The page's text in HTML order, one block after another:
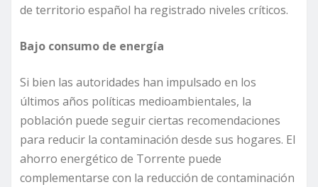
de territorio español ha registrado niveles críticos.
Bajo consumo de energía
Si bien las autoridades han impulsado en los
últimos años políticas medioambientales, la
población puede seguir ciertas recomendaciones
para reducir la contaminación desde sus hogares. El
ahorro energético de Torrente puede
complementarse con la reducción de contaminación